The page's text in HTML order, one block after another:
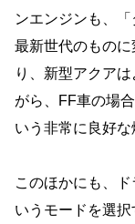
ンエンジンも、
最新世代のもの
り、新型アクア
がら、FF車の場
いう非常に良好な
このほかにも、
いうモードを選